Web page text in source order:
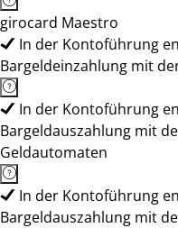
girocard Maestro
In der Kontoführung
Bargeldeinzahlung mit
In der Kontoführung
Bargeldauszahlung mit
Geldautomaten
In der Kontoführung
Bargeldauszahlung mit